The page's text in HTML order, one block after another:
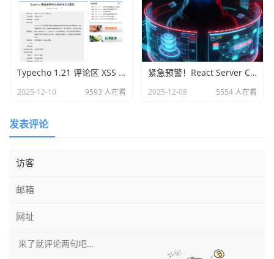
Typecho 1.21 评论区 XSS 漏洞发现与安全提醒
2025-12-10 9593 人在看
紧急预警！React Server Components 及 Next.js 高危远程代码执行漏洞（CVE-2025-55182/CVE-2025-66478）
2025-12-08 5554 人在看
发表评论